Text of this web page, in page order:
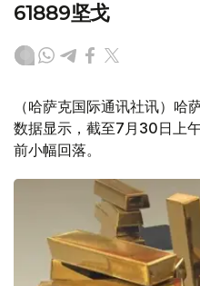
61889坚戈
（哈萨克国际通讯社讯）
数据显示，截至7月30日上
前小幅回落。